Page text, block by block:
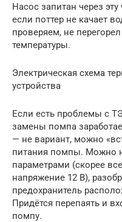
Насос запитан через эту
если поттер не качает
проверяем, не
температуры.
Электрическая схема
устройства
Если есть проблемы с
замены помпа
— не вариант, можно
питания помпы. Можно
параметрами (скорее
напряжение 12 В),
предохранитель
Придётся перепаять и
помпу.